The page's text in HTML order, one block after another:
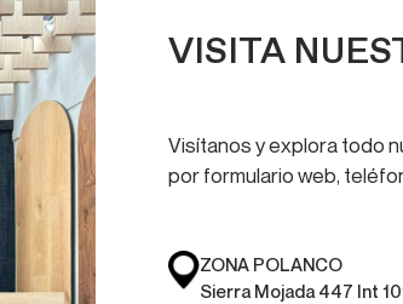
VISITA
Visítanos y explora todo
por formulario web,
ZONA POLANCO
Sierra Mojada 447 Int